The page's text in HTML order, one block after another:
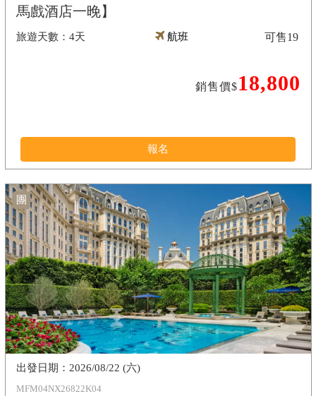
馬戲酒店一晚】
4天 航班
銷售價$18,800
可售19
報名
團
MFM04NX26822K04
2026/08/22 (六)